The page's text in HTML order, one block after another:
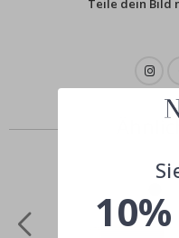
Teile dein Bild